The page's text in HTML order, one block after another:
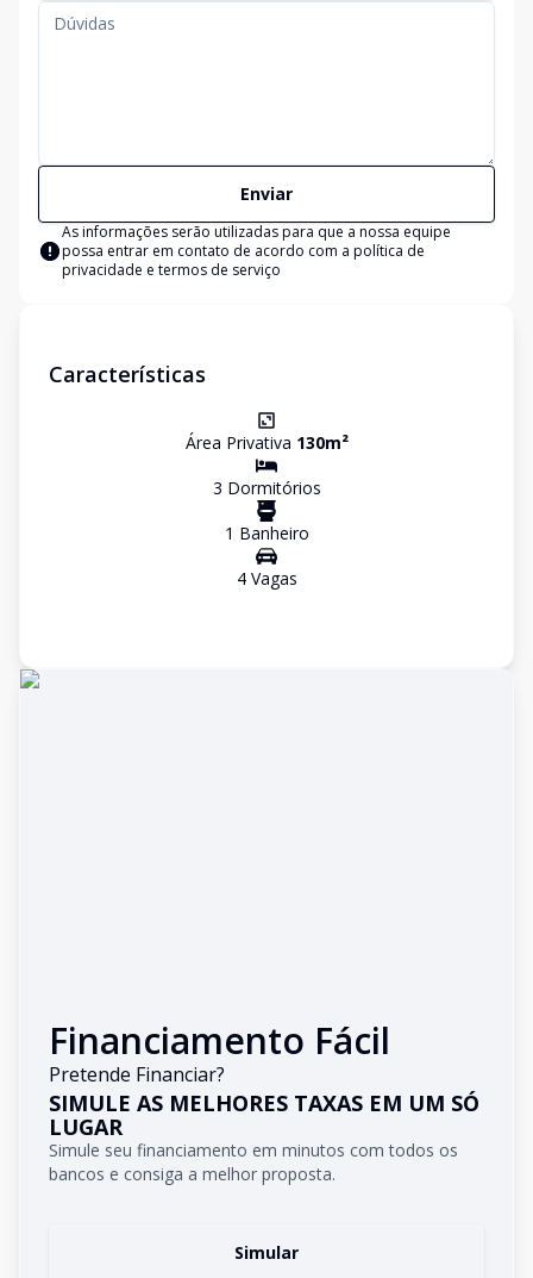
Enviar
As informações serão utilizadas para que a nossa equipe
possa entrar em contato de acordo com a política de
privacidade e termos de serviço
Características
Área Privativa 130m²
3 Dormitórios
1 Banheiro
4Vagas
Financiamento Fácil
Pretende Financiar?
SIMULE AS MELHORES TAXAS EM UM SÓ
LUGAR
Simule seu financiamento em minutos com todos os
bancos e consiga a melhor proposta.
Simular